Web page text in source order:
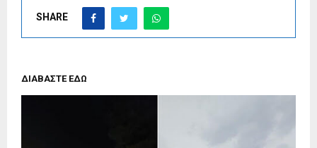
SHARE
ΔΙΑΒΑΣΤΕ ΕΔΩ